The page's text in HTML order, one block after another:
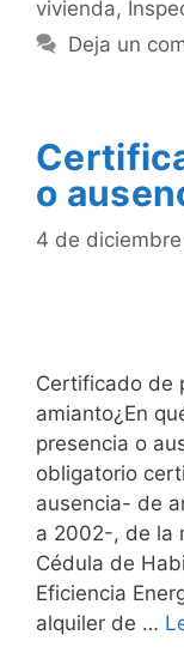
vivienda,
Deja un
o
4 de
Certificado de
amianto¿En
presencia o
obligatorio
ausencia- de
a 2002-, de la
Cédula de
Eficiencia
alquiler de …